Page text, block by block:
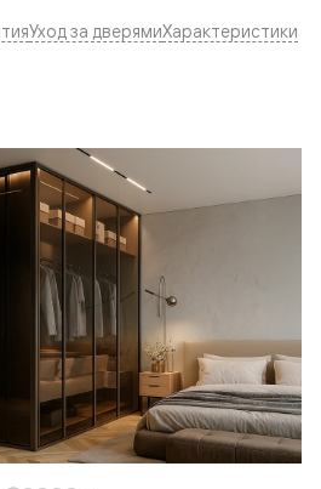
Уход за дверямиХарактеристики